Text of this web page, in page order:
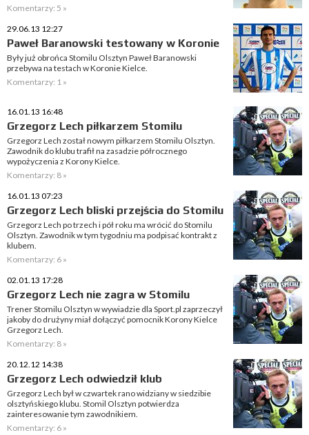
Komentarzy: 5 »
29.06.13 12:27
Paweł Baranowski testowany w Koronie
Były już obrońca Stomilu Olsztyn Paweł Baranowski
przebywa na testach w Koronie Kielce.
Komentarzy: 1 »
16.01.13 16:48
Grzegorz Lech piłkarzem Stomilu
Grzegorz Lech został nowym piłkarzem Stomilu Olsztyn.
Zawodnik do klubu trafił na zasadzie półrocznego
wypożyczenia z Korony Kielce.
Komentarzy: 8 »
16.01.13 07:23
Grzegorz Lech bliski przejścia do Stomilu
Grzegorz Lech po trzech i pół roku ma wrócić do Stomilu
Olsztyn. Zawodnik w tym tygodniu ma podpisać kontrakt z
klubem.
Komentarzy: 6 »
02.01.13 17:28
Grzegorz Lech nie zagra w Stomilu
Trener Stomilu Olsztyn w wywiadzie dla Sport.pl zaprzeczył
jakoby do drużyny miał dołączyć pomocnik Korony Kielce
Grzegorz Lech.
Komentarzy: 8 »
20.12.12 14:38
Grzegorz Lech odwiedził klub
Grzegorz Lech był w czwartek rano widziany w siedzibie
olsztyńskiego klubu. Stomil Olsztyn potwierdza
zainteresowanie tym zawodnikiem.
Komentarzy: 6 »